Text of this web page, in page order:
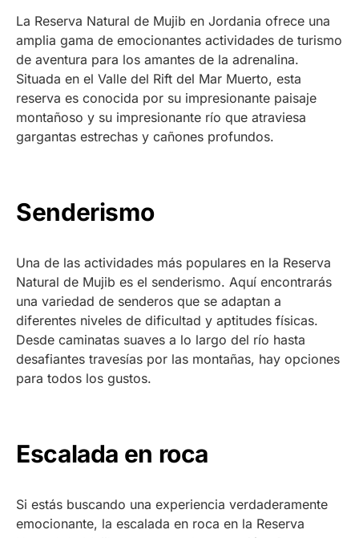
La Reserva Natural de Mujib en Jordania ofrece una
amplia gama de emocionantes actividades de turismo
de aventura para los amantes de la adrenalina.
Situada en el Valle del Rift del Mar Muerto, esta
reserva es conocida por su impresionante paisaje
montañoso y su impresionante río que atraviesa
gargantas estrechas y cañones profundos.
Senderismo
Una de las actividades más populares en la Reserva
Natural de Mujib es el senderismo. Aquí encontrarás
una variedad de senderos que se adaptan a
diferentes niveles de dificultad y aptitudes físicas.
Desde caminatas suaves a lo largo del río hasta
desafiantes travesías por las montañas, hay opciones
para todos los gustos.
Escalada en roca
Si estás buscando una experiencia verdaderamente
emocionante, la escalada en roca en la Reserva